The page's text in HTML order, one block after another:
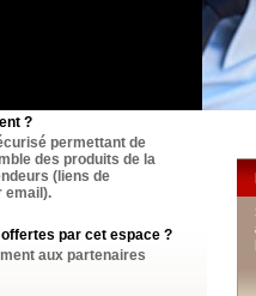
?
permettant de
des produits de la
(liens de
email).
par cet espace ?
aux partenaires